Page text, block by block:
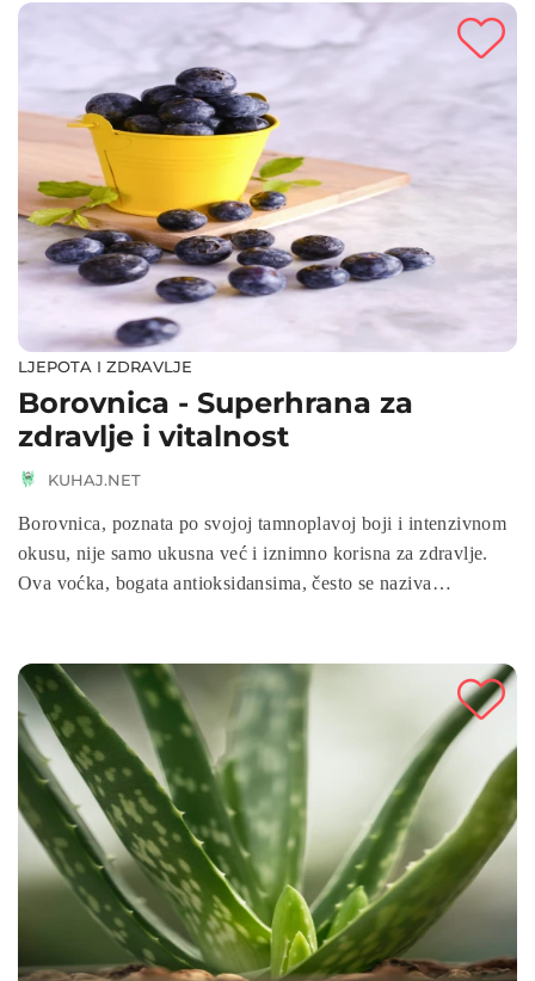
na svijetu.
LJEPOTA I ZDRAVLJE
Borovnica - Superhrana za
zdravlje i vitalnost
KUHAJ.NET
Borovnica, poznata po svojoj tamnoplavoj boji i intenzivnom
okusu, nije samo ukusna već i iznimno korisna za zdravlje.
Ova voćka, bogata antioksidansima, često se naziva